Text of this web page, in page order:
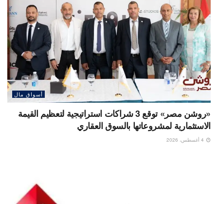
أسواق مال
«روشن مصر» توقع 3 شراكات استراتيجية لتعظيم القيمة
الاستثمارية لمشروعاتها بالسوق العقاري